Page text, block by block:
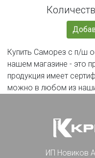
Купить Саморез с п/ш
нашем магазине - это
продукция имеет
можно в любом из
ИП Новиков